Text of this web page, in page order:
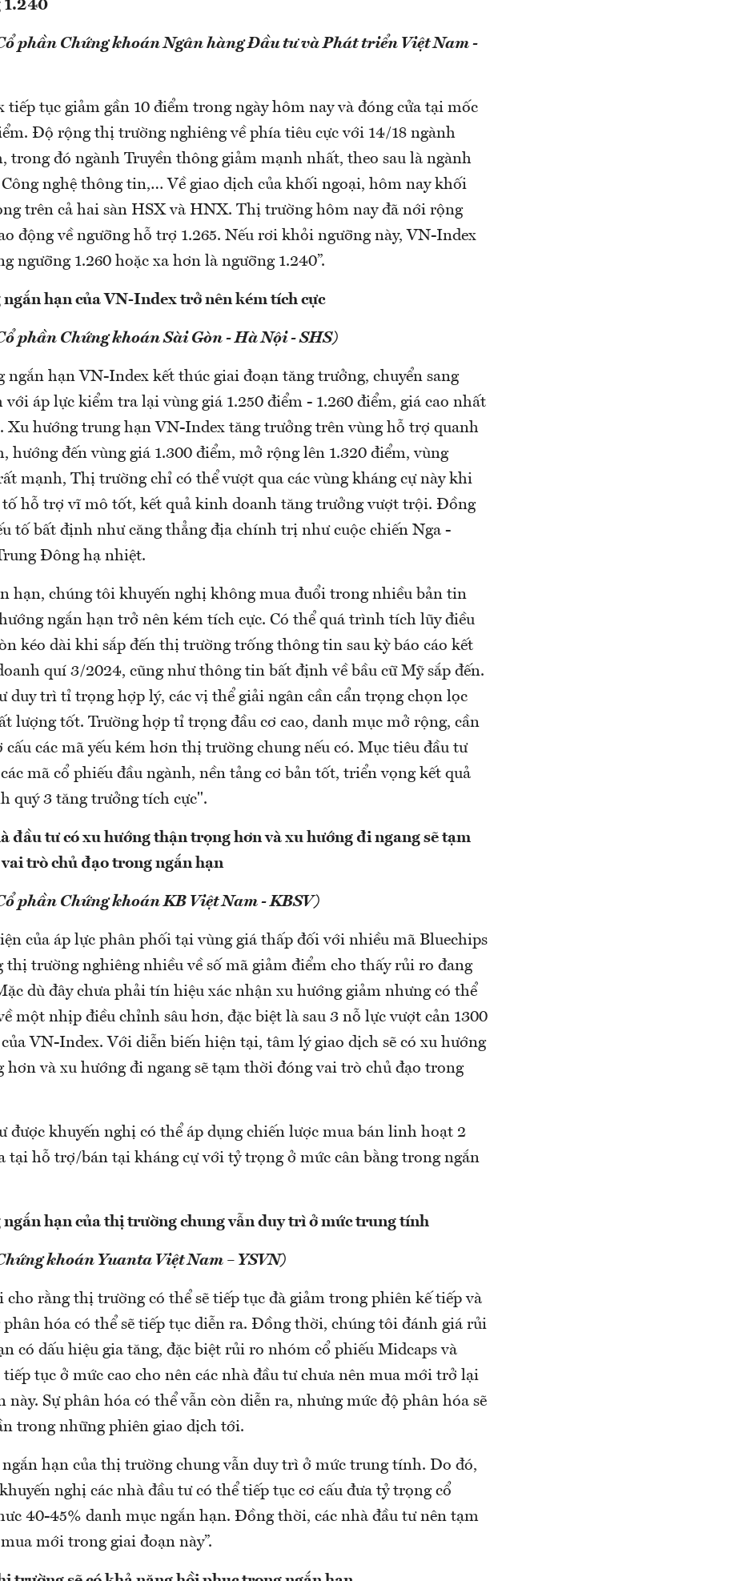
1.240
phần Chứng khoán Ngân hàng Đầu tư và Phát triển Việt Nam -
tiếp tục giảm gần 10 điểm trong ngày hôm nay và đóng cửa tại mốc
Độ rộng thị trường nghiêng về phía tiêu cực với 14/18 ngành
trong đó ngành Truyền thông giảm mạnh nhất, theo sau là ngành
nghệ thông tin,… Về giao dịch của khối ngoại, hôm nay khối
trên cả hai sàn HSX và HNX. Thị trường hôm nay đã nới rộng
động về ngưỡng hỗ trợ 1.265. Nếu rơi khỏi ngưỡng này, VN-Index
ngưỡng 1.260 hoặc xa hơn là ngưỡng 1.240”.
hạn của VN-Index trở nên kém tích cực
phần Chứng khoán Sài Gòn - Hà Nội - SHS)
ngắn hạn VN-Index kết thúc giai đoạn tăng trưởng, chuyển sang
với áp lực kiểm tra lại vùng giá 1.250 điểm - 1.260 điểm, giá cao nhất
Xu hướng trung hạn VN-Index tăng trưởng trên vùng hỗ trợ quanh
hướng đến vùng giá 1.300 điểm, mở rộng lên 1.320 điểm, vùng
mạnh, Thị trường chỉ có thể vượt qua các vùng kháng cự này khi
tố hỗ trợ vĩ mô tốt, kết quả kinh doanh tăng trưởng vượt trội. Đồng
tố bất định như căng thẳng địa chính trị như cuộc chiến Nga -
Đông hạ nhiệt.
hạn, chúng tôi khuyến nghị không mua đuổi trong nhiều bản tin
ngắn hạn trở nên kém tích cực. Có thể quá trình tích lũy điều
kéo dài khi sắp đến thị trường trống thông tin sau kỳ báo cáo kết
quí 3/2024, cũng như thông tin bất định về bầu cữ Mỹ sắp đến.
duy trì tỉ trọng hợp lý, các vị thể giải ngân cần cẩn trọng chọn lọc
lượng tốt. Trường hợp tỉ trọng đầu cơ cao, danh mục mở rộng, cần
cấu các mã yếu kém hơn thị trường chung nếu có. Mục tiêu đầu tư
mã cổ phiếu đầu ngành, nền tảng cơ bản tốt, triển vọng kết quả
quý 3 tăng trưởng tích cực".
đầu tư có xu hướng thận trọng hơn và xu hướng đi ngang sẽ tạm
trò chủ đạo trong ngắn hạn
phần Chứng khoán KB Việt Nam - KBSV)
của áp lực phân phối tại vùng giá thấp đối với nhiều mã Bluechips
thị trường nghiêng nhiều về số mã giảm điểm cho thấy rủi ro đang
dù đây chưa phải tín hiệu xác nhận xu hướng giảm nhưng có thể
một nhịp điều chỉnh sâu hơn, đặc biệt là sau 3 nỗ lực vượt cản 1300
VN-Index. Với diễn biến hiện tại, tâm lý giao dịch sẽ có xu hướng
hơn và xu hướng đi ngang sẽ tạm thời đóng vai trò chủ đạo trong
được khuyến nghị có thể áp dụng chiến lược mua bán linh hoạt 2
tại hỗ trợ/bán tại kháng cự với tỷ trọng ở mức cân bằng trong ngắn
hạn của thị trường chung vẫn duy trì ở mức trung tính
khoán Yuanta Việt Nam – YSVN)
cho rằng thị trường có thể sẽ tiếp tục đà giảm trong phiên kế tiếp và
hóa có thể sẽ tiếp tục diễn ra. Đồng thời, chúng tôi đánh giá rủi
có dấu hiệu gia tăng, đặc biệt rủi ro nhóm cổ phiếu Midcaps và
tiếp tục ở mức cao cho nên các nhà đầu tư chưa nên mua mới trở lại
này. Sự phân hóa có thể vẫn còn diễn ra, nhưng mức độ phân hóa sẽ
trong những phiên giao dịch tới.
hạn của thị trường chung vẫn duy trì ở mức trung tính. Do đó,
nghị các nhà đầu tư có thể tiếp tục cơ cấu đưa tỷ trọng cổ
40-45% danh mục ngắn hạn. Đồng thời, các nhà đầu tư nên tạm
mới trong giai đoạn này”.